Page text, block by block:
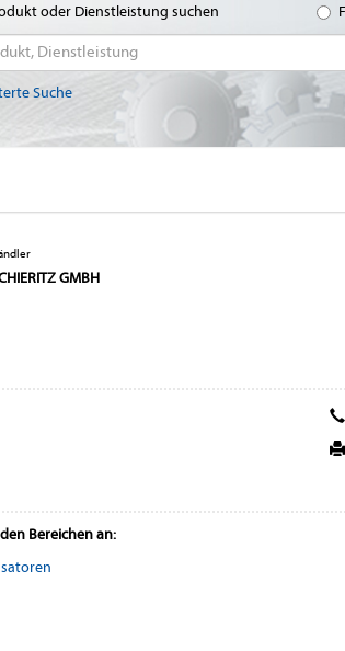
oder Dienstleistung suchen
Suche
GMBH
Bereichen an: